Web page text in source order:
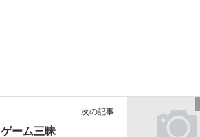
次の記事
ゲーム三昧